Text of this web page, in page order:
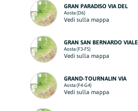
GRAN PARADISO VIA DEL
Aosta (D6)
Vedi sulla mappa
GRAN SAN BERNARDO VIALE
Aosta (F3-F5)
Vedi sulla mappa
GRAND-TOURNALIN VIA
Aosta (F4-G4)
Vedi sulla mappa